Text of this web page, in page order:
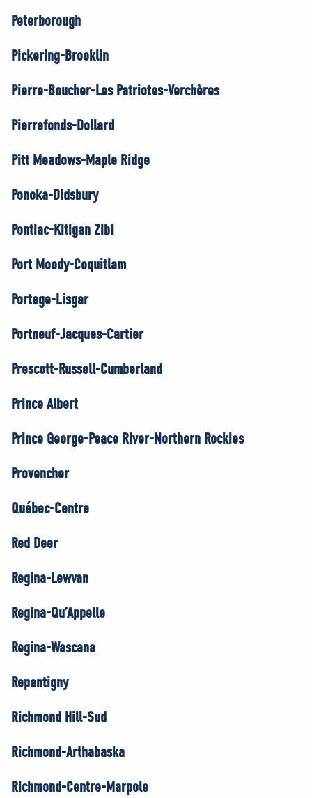
Peterborough
Pickering-Brooklin
Pierre-Boucher-Les Patriotes-Verchères
Pierrefonds-Dollard
Pitt Meadows-Maple Ridge
Ponoka-Didsbury
Pontiac-Kitigan Zibi
Port Moody-Coquitlam
Portage-Lisgar
Portneuf-Jacques-Cartier
Prescott-Russell-Cumberland
Prince Albert
Prince George-Peace River-Northern Rockies
Provencher
Québec-Centre
Red Deer
Regina-Lewvan
Regina-Qu’Appelle
Regina-Wascana
Repentigny
Richmond Hill-Sud
Richmond-Arthabaska
Richmond-Centre-Marpole